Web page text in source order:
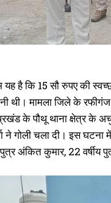
यह है कि 15 सौ रुपए की
थी। मामला जिले के
के पौथू थाना क्षेत्र के
ने गोली चला दी। इस घटना
पुत्र अंकित कुमार, 22